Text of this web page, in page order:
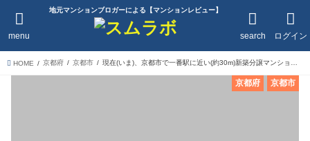
地元マンションブロガーによる【マンションレビュー】
ログイン
search
menu
HOME 京都府 京都市
京都市
京都府